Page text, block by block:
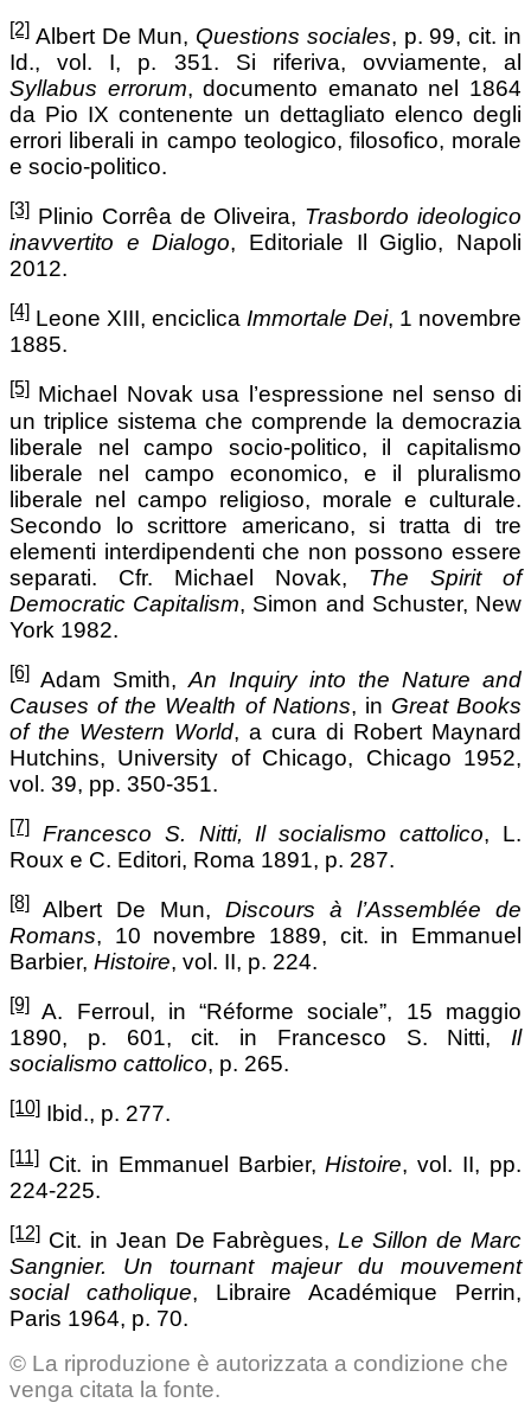
[2] Albert De Mun, Questions sociales, p. 99, cit. in
Id., vol. I, p. 351. Si riferiva, ovviamente, al
Syllabus errorum, documento emanato nel 1864
da Pio IX contenente un dettagliato elenco degli
errori liberali in campo teologico, filosofico, morale
e socio-politico.
[3] Plinio Corrêa de Oliveira, Trasbordo ideologico
inavvertito e Dialogo, Editoriale Il Giglio, Napoli
2012.
[4] Leone XIII, enciclica Immortale Dei, 1 novembre
1885.
[5] Michael Novak usa l’espressione nel senso di
un triplice sistema che comprende la democrazia
liberale nel campo socio-politico, il capitalismo
liberale nel campo economico, e il pluralismo
liberale nel campo religioso, morale e culturale.
Secondo lo scrittore americano, si tratta di tre
elementi interdipendenti che non possono essere
separati. Cfr. Michael Novak, The Spirit of
Democratic Capitalism, Simon and Schuster, New
York 1982.
[6] Adam Smith, An Inquiry into the Nature and
Causes of the Wealth of Nations, in Great Books
of the Western World, a cura di Robert Maynard
Hutchins, University of Chicago, Chicago 1952,
vol. 39, pp. 350-351.
[7] Francesco S. Nitti, Il socialismo cattolico, L.
Roux e C. Editori, Roma 1891, p. 287.
[8] Albert De Mun, Discours à l’Assemblée de
Romans, 10 novembre 1889, cit. in Emmanuel
Barbier, Histoire, vol. II, p. 224.
[9]
A. Ferroul, in “Réforme sociale”, 15 maggio
1890, p. 601, cit. in Francesco S. Nitti, Il
socialismo cattolico, p. 265.
[10] Ibid., p. 277.
[11] Cit. in Emmanuel Barbier,Histoire, vol. II, pp.
224-225.
[12] Cit. in Jean De Fabrègues,Le Sillon de Marc
Sangnier. Un tournant majeur du mouvement
social catholique, Libraire Académique Perrin,
Paris 1964, p. 70.
© La riproduzione è autorizzata a condizione che
venga citata la fonte.